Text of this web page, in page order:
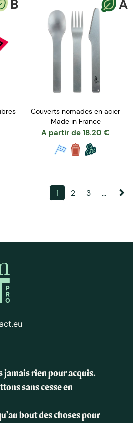
B A
Couverts nomades en acier
Made in France
A partir de 18.20 €
1 2 3 ...
jamais rien pour acquis.
sans cesse en
bout des chosespour